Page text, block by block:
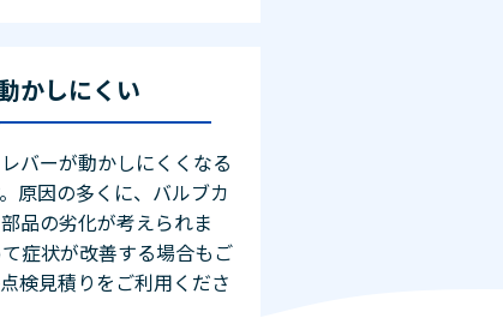
かしにくい
バーが動かしにくくなる
原因の多くに、バルブカ
品の劣化が考えられま
症状が改善する場合もご
検見積りをご利用くださ